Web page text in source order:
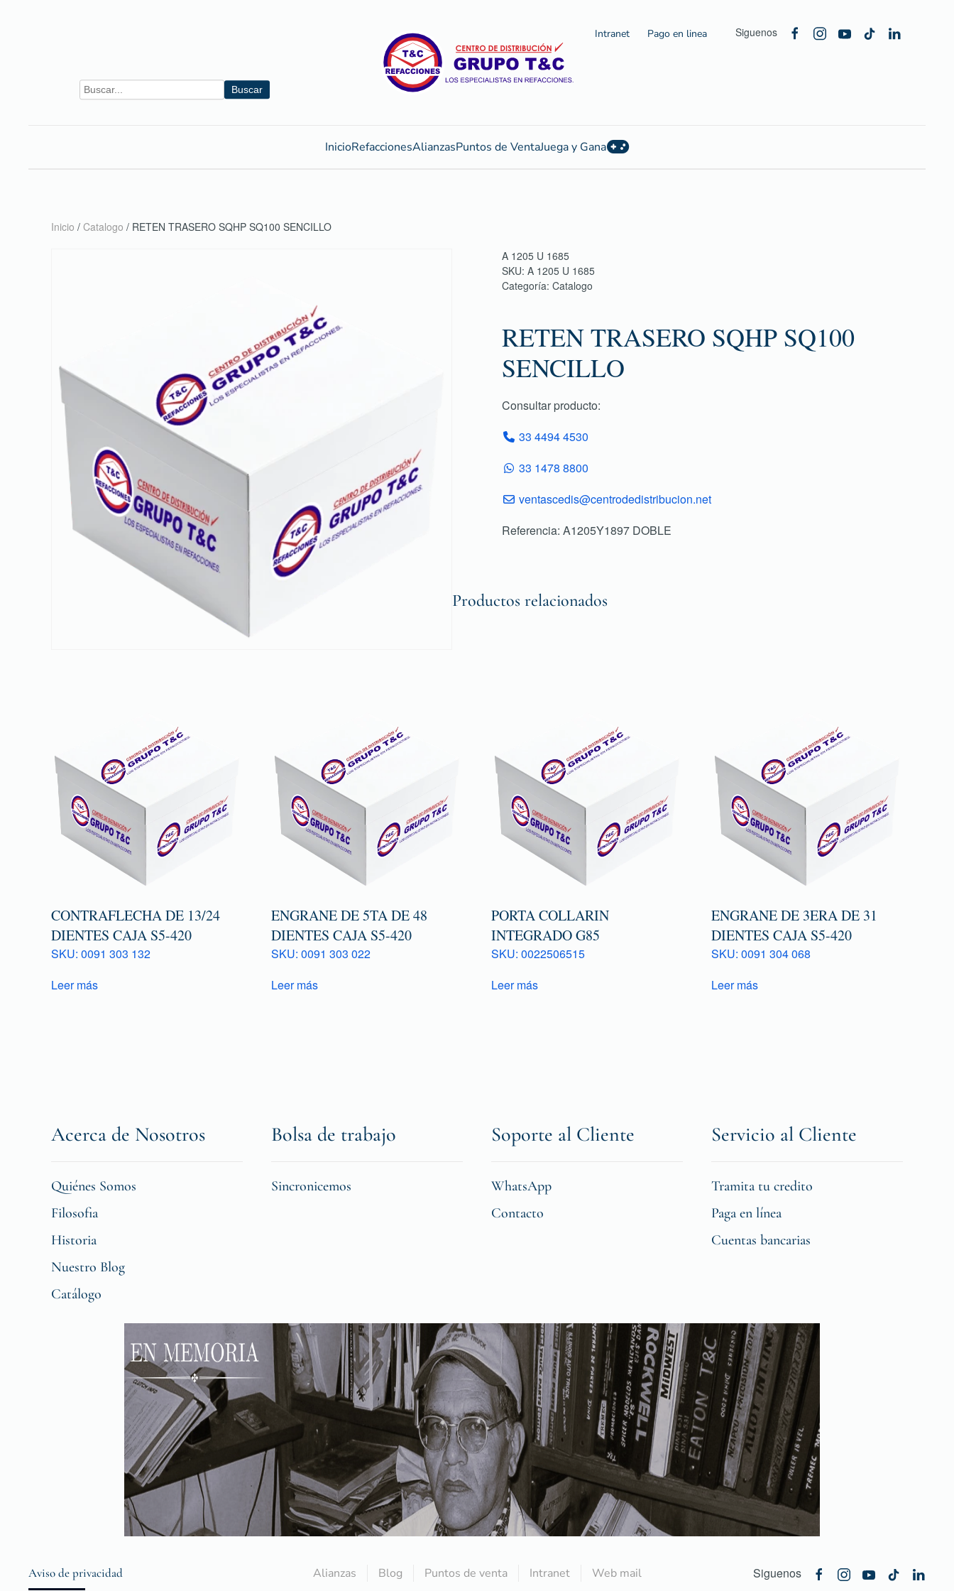
Buscar
Intranet Pago en linea Siguenos
InicioRefaccionesAlianzasPuntos de VentaJuega y Gana
Inicio / Catalogo / RETEN TRASERO SQHP SQ100 SENCILLO
A 1205 U 1685
SKU: A 1205 U 1685
Categoría: Catalogo
RETEN TRASERO SQHP SQ100
SENCILLO
Consultar producto:
33 4494 4530
33 1478 8800
ventascedis@centrodedistribucion.net
Referencia: A1205Y1897 DOBLE
Productos relacionados
CONTRAFLECHA DE 13/24
DIENTES CAJA S5-420
SKU: 0091 303 132
Leer más
ENGRANE DE 5TA DE 48
DIENTES CAJA S5-420
SKU: 0091 303 022
Leer más
PORTA COLLARIN
INTEGRADO G85
SKU: 0022506515
Leer más
ENGRANE DE 3ERA DE 31
DIENTES CAJA S5-420
SKU: 0091 304 068
Leer más
Acerca de Nosotros
Quiénes Somos
Filosofia
Historia
Nuestro Blog
Catálogo
Bolsa de trabajo
Sincronicemos
Soporte al Cliente
WhatsApp
Contacto
Servicio al Cliente
Tramita tu credito
Paga en línea
Cuentas bancarias
Aviso de privacidad Alianzas Blog Puntos de venta Intranet Web mail Siguenos